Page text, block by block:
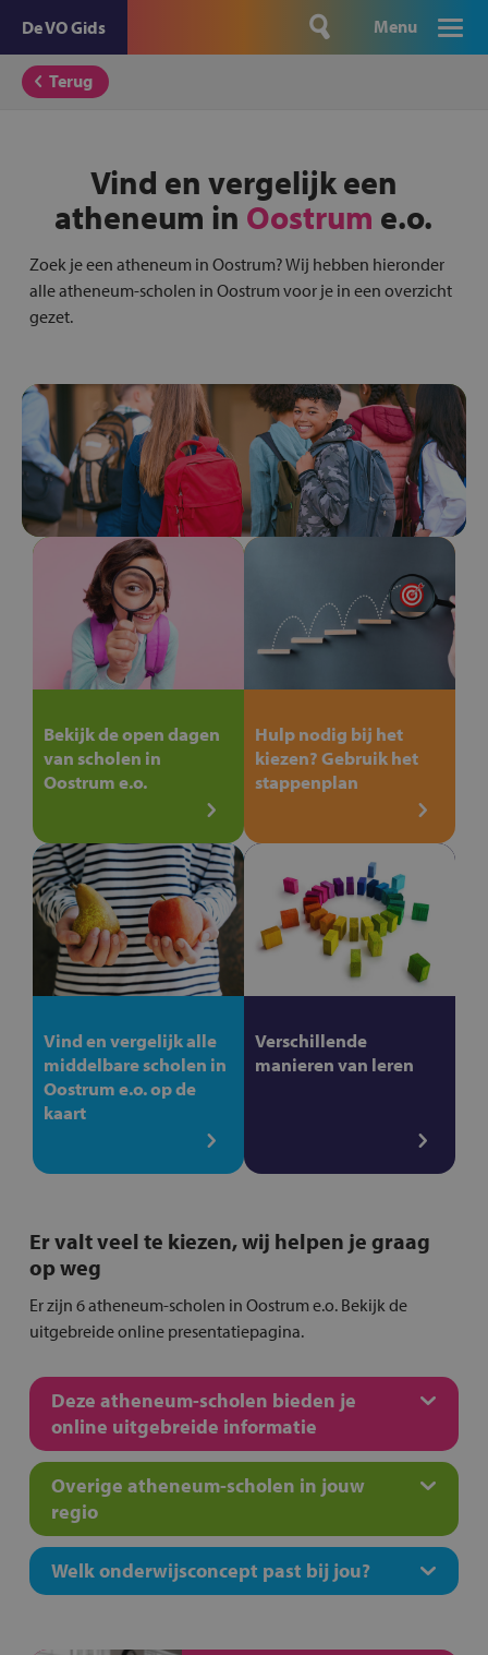
De VO Gids Menu
Terug
Vind en vergelijk een
atheneum in Oostrum e.o.
Zoek je een atheneum in Oostrum? Wij hebben hieronder
alle atheneum-scholen in Oostrum voor je in een overzicht
gezet.
Bekijk de open dagen
van scholen in
Oostrum e.o.
Hulp nodig bij het
kiezen? Gebruik het
stappenplan
Vind en vergelijk alle
middelbare scholen in
Oostrum e.o. op de
kaart
Verschillende
manieren van leren
Er valt veel te kiezen, wij helpen je graag
op weg
Er zijn 6 atheneum-scholen in Oostrum e.o. Bekijk de
uitgebreide online presentatiepagina.
Deze atheneum-scholen bieden je
online uitgebreide informatie
Overige atheneum-scholen in jouw
regio
Welk onderwijsconcept past bij jou?